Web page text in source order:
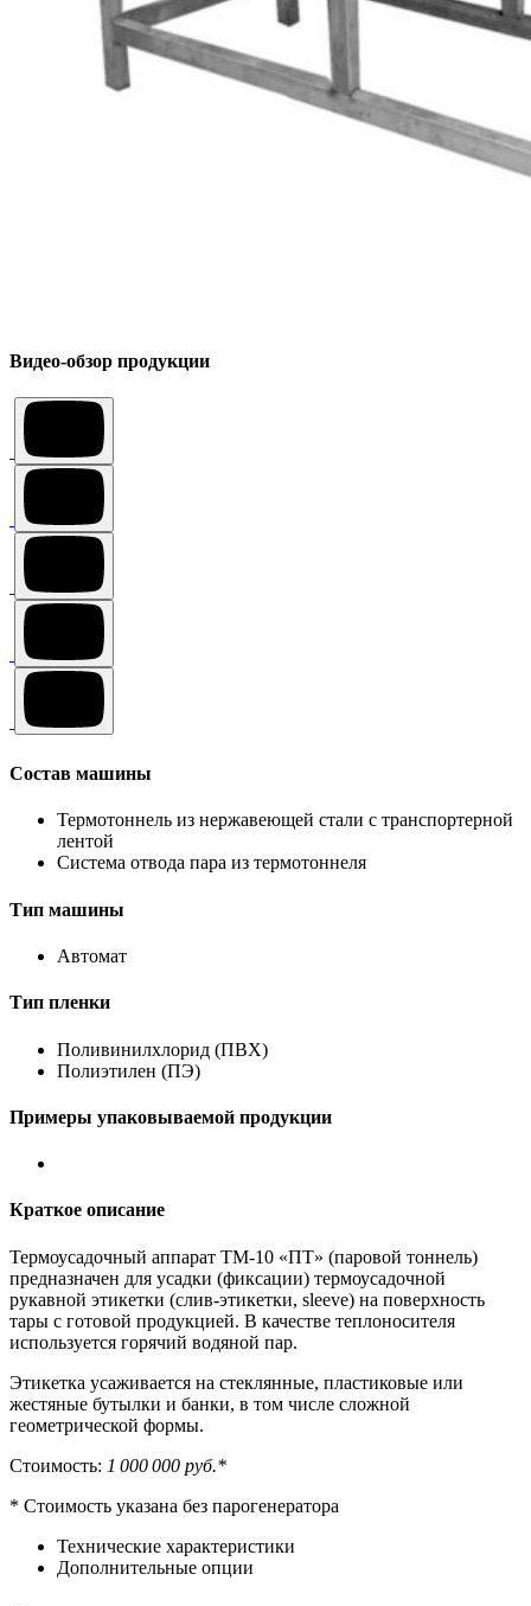
Видео-обзор продукции
Состав машины
Термотоннель из нержавеющей стали с транспортерной
лентой
Система отвода пара из термотоннеля
Тип машины
Автомат
Тип пленки
Поливинилхлорид (ПВХ)
Полиэтилен (ПЭ)
Примеры упаковываемой продукции
Краткое описание
Термоусадочный аппарат ТМ-10 «ПТ» (паровой тоннель)
предназначен для усадки (фиксации) термоусадочной
рукавной этикетки (слив-этикетки, sleeve) на поверхность
тары с готовой продукцией. В качестве теплоносителя
используется горячий водяной пар.
Этикетка усаживается на стеклянные, пластиковые или
жестяные бутылки и банки, в том числе сложной
геометрической формы.
Стоимость: 1 000 000 руб.*
* Стоимость указана без парогенератора
Технические характеристики
Дополнительные опции